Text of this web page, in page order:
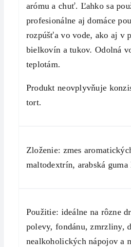
arómu a chuť. Ľahko sa
profesionálne aj domáce
rozpúšťa vo vode, ako aj v
bielkovín a tukov. Odolná
teplotám.
Produkt neovplyvňuje
tort.
Zloženie: zmes
maltodextrín, arabská
Použitie: ideálne na rôzne
polevy, fondánu, zmrzliny,
nealkoholických nápojov a